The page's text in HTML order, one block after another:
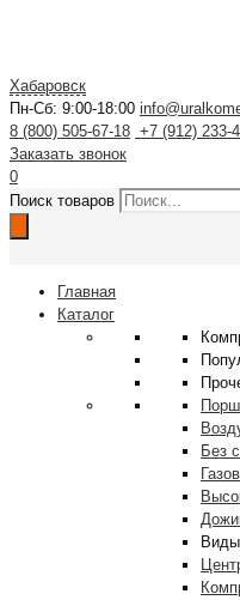
Хабаровск
Пн-Сб: 9:00-18:00
8 (800) 505-67-18 +7 (912) 233-
Заказать звонок
0
Поиск товаров
Главная
Каталог
Без